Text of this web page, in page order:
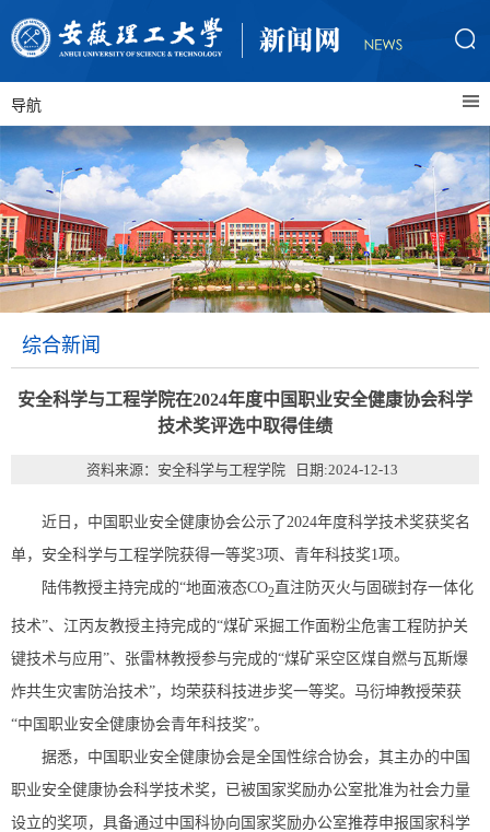
导航
综合新闻
安全科学与工程学院在2024年度中国职业安全健康协会科学
技术奖评选中取得佳绩
资料来源：安全科学与工程学院 日期:2024-12-13
近日，中国职业安全健康协会公示了2024年度科学技术奖获奖名
单，安全科学与工程学院获得一等奖3项、青年科技奖1项。
陆伟教授主持完成的“地面液态CO2直注防灭火与固碳封存一体化
技术”、江丙友教授主持完成的“煤矿采掘工作面粉尘危害工程防护关
键技术与应用”、张雷林教授参与完成的“煤矿采空区煤自燃与瓦斯爆
炸共生灾害防治技术”，均荣获科技进步奖一等奖。马衍坤教授荣获
“中国职业安全健康协会青年科技奖”。
据悉，中国职业安全健康协会是全国性综合协会，其主办的中国
职业安全健康协会科学技术奖，已被国家奖励办公室批准为社会力量
设立的奖项，具备通过中国科协向国家奖励办公室推荐申报国家科学